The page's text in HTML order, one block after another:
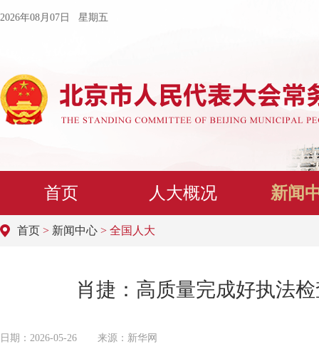
2026年08月07日 星期五
首页 人大概况 新闻
首页 > 新闻中心 > 全国人大
肖捷：高质量完成好执法
日期：2026-05-26 来源：新华网